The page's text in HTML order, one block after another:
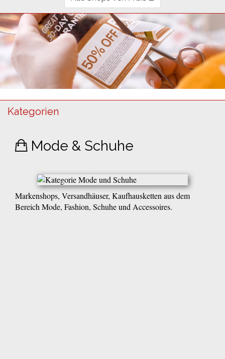
Kategorien
Mode & Schuhe
Markenshops, Versandhäuser, Kaufhausketten aus dem
Bereich Mode, Fashion, Schuhe und Accessoires.